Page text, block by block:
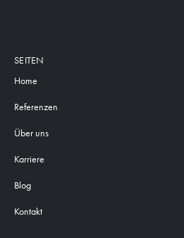
SEITEN
Home
Referenzen
Über uns
Karriere
Blog
Kontakt